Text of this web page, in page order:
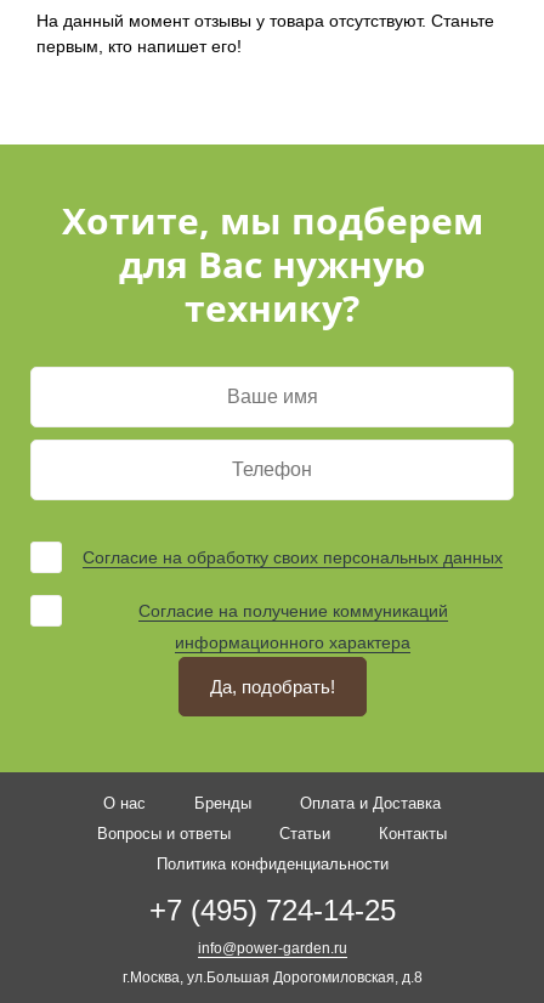
На данный момент отзывы у товара отсутствуют. Станьте
первым, кто напишет его!
Хотите, мы подберем
для Вас нужную
технику?
Согласие на обработку своих персональных данных
Согласие на получение коммуникаций
информационного характера
Да, подобрать!
О нас Бренды
Оплата и Доставка
Вопросы и ответы
Статьи
Контакты
Политика конфиденциальности
+7 (495) 724-14-25
info@power-garden.ru
г.Москва, ул.Большая Дорогомиловская, д.8